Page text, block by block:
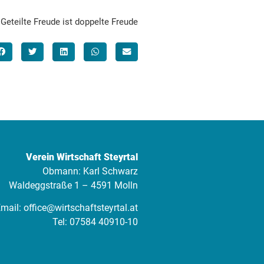
Geteilte Freude ist doppelte Freude
Verein Wirtschaft Steyrtal
Obmann: Karl Schwarz
Waldeggstraße 1 – 4591 Molln
office@wirtschaftsteyrtal.at
Tel: 07584 40910-10